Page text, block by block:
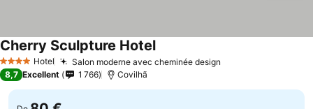
4 Étoiles Hotel Salon moderne avec cheminée design
Cherry Sculpture HotelConsulter les prix
8,7 Excellent 1 766 Covilhã